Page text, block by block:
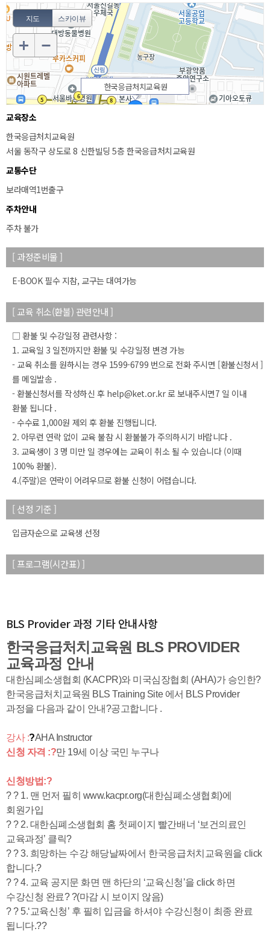
지도 스카이뷰
한국응급처치교육원
교육장소
한국응급처치교육원
서울 동작구 상도로 8 신한빌딩 5층 한국응급처치교육원
교통수단
보라매역1번출구
주차안내
주차 불가
[ 과정준비물 ]
E-BOOK 필수 지참, 교구는 대여가능
[ 교육 취소(환불) 관련안내 ]
□ 환불 및 수강일정 관련사항 :
1. 교육일 3 일전까지만 환불 및 수강일정 변경 가능
- 교육 취소를 원하시는 경우 1599-6799 번으로 전화 주시면 [환불신청서 ]
를 메일발송 .
- 환불신청서를 작성하신 후 help@ket.or.kr 로 보내주시면7 일 이내
환불 됩니다 .
- 수수료 1,000원 제외 후 환불 진행됩니다.
2. 아무런 연락 없이 교육 불참 시 환불불가 주의하시기 바랍니다 .
3. 교육생이 3 명 미만 일 경우에는 교육이 취소 될 수 있습니다 (이때
100% 환불).
4.(주말)은 연락이 어려우므로 환불 신청이 어렵습니다.
[ 선정 기준 ]
입금자순으로 교육생 선정
[ 프로그램(시간표) ]
BLS Provider 과정 기타 안내사항